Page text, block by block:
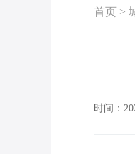
首页 >
时间：